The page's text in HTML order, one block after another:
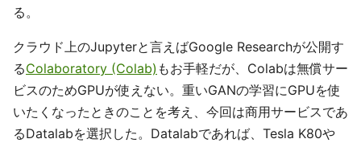
る。
クラウド上のJupyterと言えばGoogle Researchが公開す
るColaboratory (Colab) もお手軽だが、Colabは無償サー
ビスのためGPUが使えない。重いGANの学習にGPUを使
いたくなったときのことを考え、今回は商用サービスであ
るDatalabを選択した。Datalabであれば、Tesla K80や